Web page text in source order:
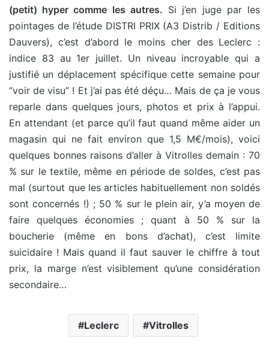
(petit) hyper comme les autres. Si j’en juge par les
pointages de l’étude DISTRI PRIX (A3 Distrib / Editions
Dauvers), c’est d’abord le moins cher des Leclerc :
indice 83 au 1er juillet. Un niveau incroyable qui a
justifié un déplacement spécifique cette semaine pour
“voir de visu” ! Et j’ai pas été déçu… Mais de ça je vous
reparle dans quelques jours, photos et prix à l’appui.
En attendant (et parce qu’il faut quand même aider un
magasin qui ne fait environ que 1,5 M€/mois), voici
quelques bonnes raisons d’aller à Vitrolles demain : 70
% sur le textile, même en période de soldes, c’est pas
mal (surtout que les articles habituellement non soldés
sont concernés !) ; 50 % sur le plein air, y’a moyen de
faire quelques économies ; quant à 50 % sur la
boucherie (même en bons d’achat), c’est limite
suicidaire ! Mais quand il faut sauver le chiffre à tout
prix, la marge n’est visiblement qu’une considération
secondaire…
Leclerc Vitrolles